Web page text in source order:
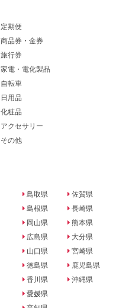
定期便
商品券・金券
旅行券
家電・電化製品
自転車
日用品
化粧品
アクセサリー
その他
鳥取県
島根県
岡山県
広島県
山口県
徳島県
香川県
愛媛県
佐賀県
長崎県
熊本県
大分県
宮崎県
鹿児島県
沖縄県